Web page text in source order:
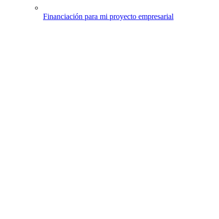
Financiación para mi proyecto empresarial